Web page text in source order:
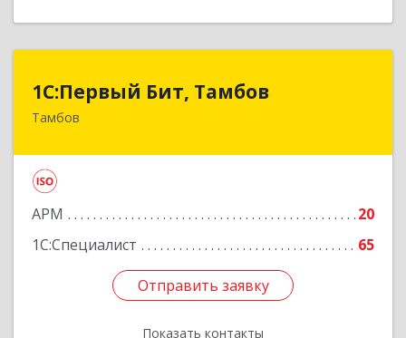
1С:Первый Бит, Тамбов
Тамбов
АРМ
20
1С:Специалист
65
Отправить заявку
Показать контакты
1С:Первый Бит, Тамбов
392012, Тамбовская обл, Тамбов г, Пионерская
Отправить заявку
Назад